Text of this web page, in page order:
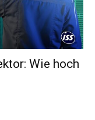
Wie hoch